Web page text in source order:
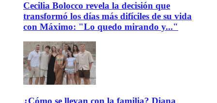
Cecilia Bolocco revela la decisión que
transformó los días más difíciles de su vida
con Máximo: "Lo quedo mirando y..."
¿Cómo se llevan con la familia? Diana